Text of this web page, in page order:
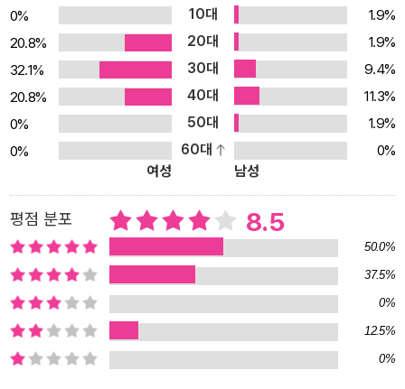
0% 10대
1.9%
20.8%
20대
1.9%
32.1%
30대
9.4%
20.8%
40대
11.3%
0%
50대
1.9%
0%
60대
0%
여성
남성
평점 분포 8.5
50.0%
37.5%
0%
12.5%
0%